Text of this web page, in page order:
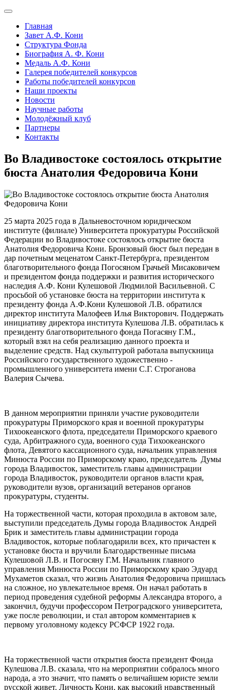
Главная
Завет А.Ф. Кони
Структура Фонда
Биография А. Ф. Кони
Медаль А.Ф. Кони
Галерея победителей конкурсов
Работы победителей конкурсов
Наши проекты
Новости
Научные работы
Молодёжный клуб
Партнеры
Контакты
Во Владивостоке состоялось открытие
бюста Анатолия Федоровича Кони
25 марта 2025 года в Дальневосточном юридическом
институте (филиале) Университета прокуратуры Российской
Федерации во Владивостоке состоялось открытие бюста
Анатолия Федоровича Кони. Бронзовый бюст был передан в
дар почетным меценатом Санкт-Петербурга, президентом
благотворительного фонда Погосяном Грачьей Мисаковичем
и президентом фонда поддержки и развития исторического
наследия А.Ф. Кони Кулешовой Людмилой Васильевной. С
просьбой об установке бюста на территории института к
президенту фонда А.Ф.Кони Кулешовой Л.В. обратился
директор института Малофеев Илья Викторович. Поддержать
инициативу директора института Кулешова Л.В. обратилась к
президенту благотворительного фонда Погасяну Г.М.,
который взял на себя реализацию данного проекта и
выделение средств. Над скульптурой работала выпускница
Российского государственного художественно -
промышленного университета имени С.Г. Строганова
Валерия Сычева.
В данном мероприятии приняли участие руководители
прокуратуры Приморского края и военной прокуратуры
Тихоокеанского флота, председатели Приморского краевого
суда, Арбитражного суда, военного суда Тихоокеанского
флота, Девятого кассационного суда, начальник управления
Минюста России по Приморскому краю, председатель Думы
города Владивосток, заместитель главы администрации
города Владивосток, руководители органов власти края,
руководители вузов, организаций ветеранов органов
прокуратуры, студенты.
На торжественной части, которая проходила в актовом зале,
выступили председатель Думы города Владивосток Андрей
Брик и заместитель главы администрации города
Владивосток, которые поблагодарили всех, кто причастен к
установке бюста и вручили Благодарственные письма
Кулешовой Л.В. и Погосяну Г.М. Начальник главного
управления Минюста России по Приморскому краю Эдуард
Мухаметов сказал, что жизнь Анатолия Федоровича пришлась
на сложное, но увлекательное время. Он начал работать в
период проведения судебной реформы Александра второго, а
закончил, будучи профессором Петроградского университета,
уже после революции, и стал автором комментариев к
первому уголовному кодексу РСФСР 1922 года.
На торжественной части открытия бюста президент Фонда
Кулешова Л.В. сказала, что на мероприятии собралось много
народа, а это значит, что память о величайшем юристе земли
русской живет. Личность Кони, как высокий нравственный